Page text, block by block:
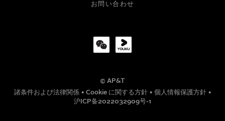
© AP&T
諸条件および法律関係 • Cookie に関する方針 • 個人情報保護方針 •
沪ICP备2022032909号-1
お問い合わせ